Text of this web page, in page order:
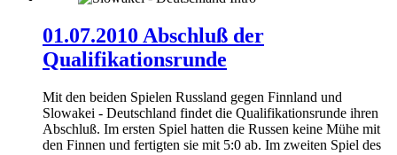
01.07.2010 Abschluß der
Qualifikationsrunde
Mit den beiden Spielen Russland gegen Finnland und
Slowakei - Deutschland findet die Qualifikationsrunde ihren
Abschluß. Im ersten Spiel hatten die Russen keine Mühe mit
den Finnen und fertigten sie mit 5:0 ab. Im zweiten Spiel des